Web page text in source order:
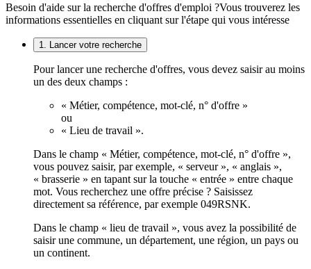
Besoin d'aide sur la recherche d'offres d'emploi ?Vous trouverez les
informations essentielles en cliquant sur l'étape qui vous intéresse
1. Lancer votre recherche
Pour lancer une recherche d'offres, vous devez saisir au moins
un des deux champs :
« Métier, compétence, mot-clé, n° d'offre »
ou
« Lieu de travail ».
Dans le champ « Métier, compétence, mot-clé, n° d'offre »,
vous pouvez saisir, par exemple, « serveur », « anglais »,
« brasserie » en tapant sur la touche « entrée » entre chaque
mot. Vous recherchez une offre précise ? Saisissez
directement sa référence, par exemple 049RSNK.
Dans le champ « lieu de travail », vous avez la possibilité de
saisir une commune, un département, une région, un pays ou
un continent.